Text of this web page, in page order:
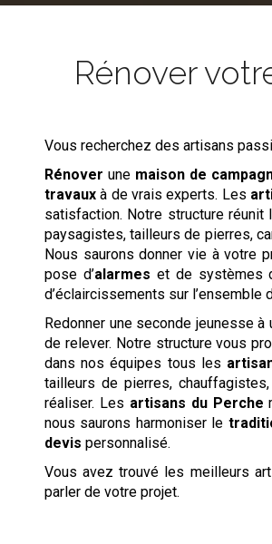
Rénover
Vous recherchez des artisans
Rénover une maison de
travaux à de vrais experts. Les
satisfaction. Notre structure réunit
paysagistes, tailleurs de pierres,
Nous saurons donner vie à votre
pose d’alarmes et de systèmes
d’éclaircissements sur
Redonner une seconde jeunesse à
de relever. Notre structure vous
dans nos équipes tous les
tailleurs de pierres,
réaliser. Les artisans du Perche
nous saurons harmoniser le
devis personnalisé.
Vous avez trouvé les meilleurs
parler de votre projet.